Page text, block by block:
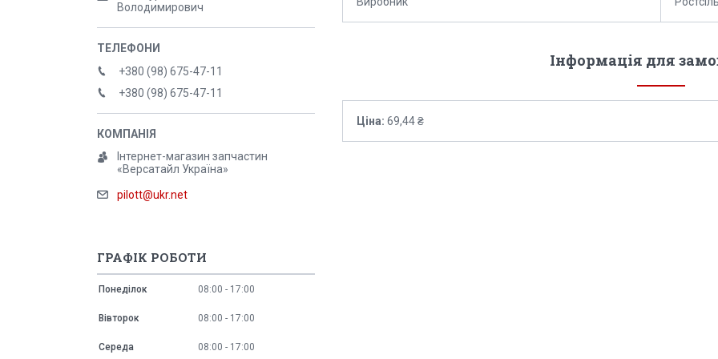
Інформація для
Ціна: 69,44 ₴
Володимирович
+380 (98) 675-47-11
+380 (98) 675-47-11
Інтернет-магазин запчастин
«Версатайл Україна»
pilott@ukr.net
ГРАФІК РОБОТИ
Понеділок 08:00 17:00
Вівторок 08:00 17:00
Середа 08:00 17:00